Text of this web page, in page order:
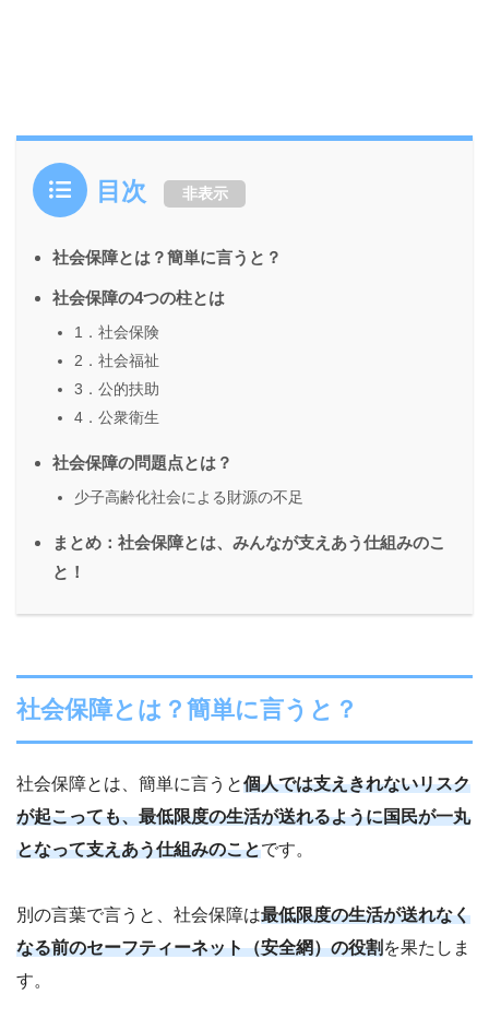
目次 非表示
社会保障とは？簡単に言うと？
社会保障の4つの柱とは
1．社会保険
2．社会福祉
3．公的扶助
4．公衆衛生
社会保障の問題点とは？
少子高齢化社会による財源の不足
まとめ：社会保障とは、みんなが支えあう仕組みのこ
と！
社会保障とは？簡単に言うと？
社会保障とは、簡単に言うと個人では支えきれないリスク
が起こっても、最低限度の生活が送れるように国民が一丸
となって支えあう仕組みのことです。
別の言葉で言うと、社会保障は最低限度の生活が送れなく
なる前のセーフティーネット（安全網）の役割 を果たしま
す。